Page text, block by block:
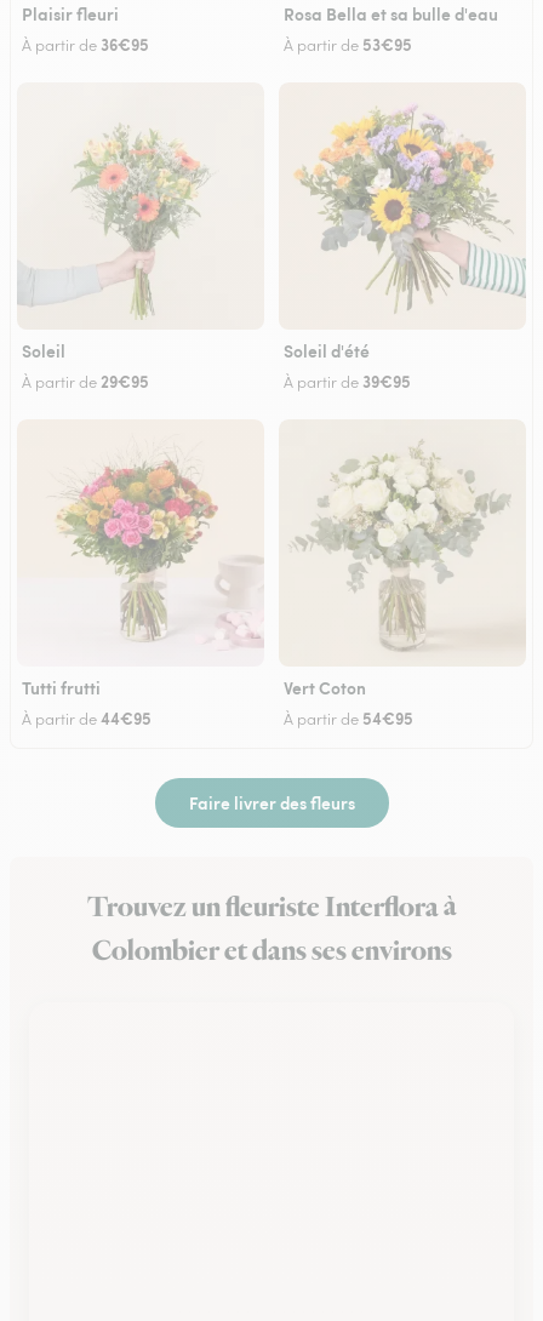
Plaisir fleuri
À partir de 36€95
Rosa Bella et sa bulle d'eau
À partir de 53€95
Soleil
À partir de29€95
Soleil d'été
À partir de 39€95
Tutti frutti
À partir de44€95
Vert Coton
À partir de 54€95
Faire livrer des fleurs
Trouvez un fleuriste Interflora à
Colombier et dans ses environs